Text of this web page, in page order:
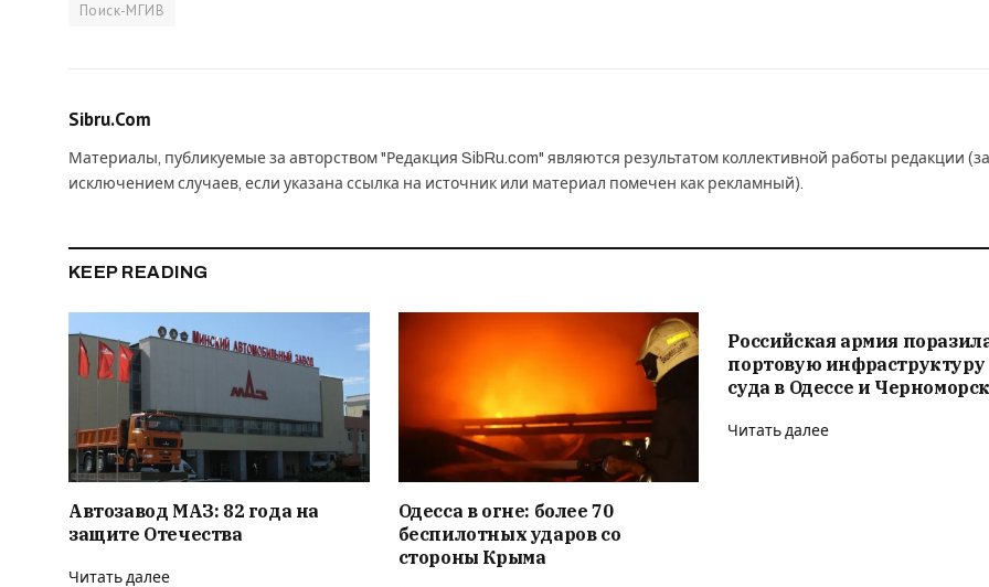
Поиск-МГИВ
Sibru.Com
Материалы, публикуемые за авторством "Редакция SibRu.com" являются результатом коллективной работы редакции (за
исключением случаев, если указана ссылка на источник или материал помечен как рекламный).
KEEP READING
Автозавод МАЗ: 82 года на
защите Отечества
Читать далее
Одесса в огне: более 70
беспилотных ударов со
стороны Крыма
Российская армия
портовую инфраструктуру
суда в Одессе и
Читать далее